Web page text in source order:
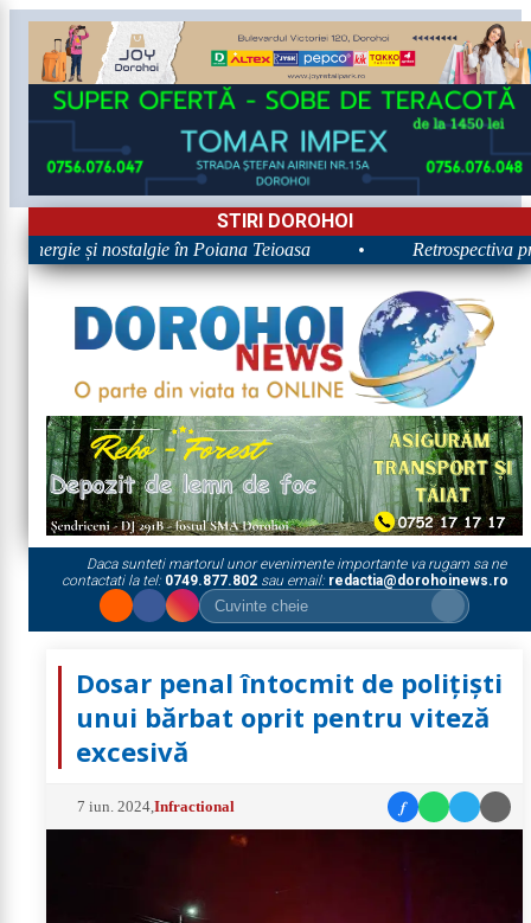
STIRI DOROHOI
și nostalgie în Poiana Teioasa Retrospectiva
Daca sunteti martorul unor evenimente importante va rugam sa ne
contactati la tel: 0749.877.802sau email: redactia@dorohoinews.ro
Dosar penal întocmit de polițiști
unui bărbat oprit pentru viteză
excesivă
7 iun. 2024 ,Infractional f